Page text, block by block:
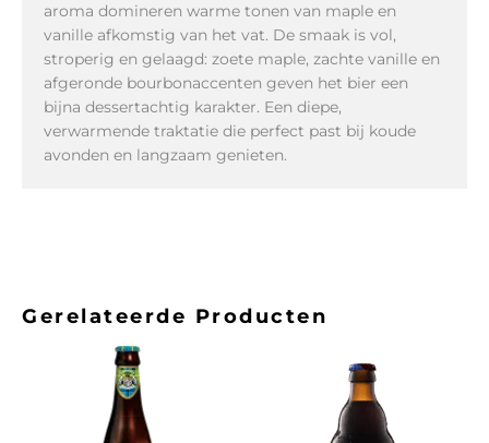
Gerelateerde Producten
aroma domineren warme tonen van maple en
vanille afkomstig van het vat. De smaak is vol,
stroperig en gelaagd: zoete maple, zachte vanille en
afgeronde bourbonaccenten geven het bier een
bijna dessertachtig karakter. Een diepe,
verwarmende traktatie die perfect past bij koude
avonden en langzaam genieten.